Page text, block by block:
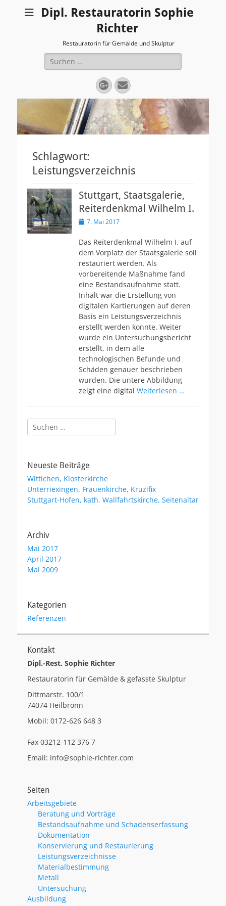
Dipl. Restauratorin Sophie
Richter
Restauratorin für Gemälde und Skulptur
Suchen
nach:
Googleplus
E-
Mail
Schlagwort:
Leistungsverzeichnis
Stuttgart, Staatsgalerie,
Reiterdenkmal Wilhelm I.
Veröffentlicht
7. Mai 2017
Das Reiterdenkmal Wilhelm I. auf
dem Vorplatz der Staatsgalerie soll
restauriert werden. Als
vorbereitende Maßnahme fand
eine Bestandsaufnahme statt.
Inhalt war die Erstellung von
digitalen Kartierungen auf deren
Basis ein Leistungsverzeichnis
erstellt werden konnte. Weiter
wurde ein Untersuchungsbericht
erstellt, in dem alle
technologischen Befunde und
Schäden genauer beschrieben
wurden. Die untere Abbildung
zeigt eine digital Weiterlesen …
Suchen
nach:
Neueste Beiträge
Wittichen, Klosterkirche
Unterriexingen, Frauenkirche, Kruzifix
Stuttgart-Hofen, kath. Wallfahrtskirche, Seitenaltar
Archiv
Mai 2017
April 2017
Mai 2009
Kategorien
Referenzen
Kontakt
Dipl.-Rest. Sophie Richter
Restauratorin für Gemälde & gefasste Skulptur
Dittmarstr. 100/1
74074 Heilbronn
Mobil: 0172-626 648 3
Fax 03212-112 376 7
Email: info@sophie-richter.com
Seiten
Arbeitsgebiete
Beratung und Vorträge
Bestandsaufnahme und Schadenserfassung
Dokumentation
Konservierung und Restaurierung
Leistungsverzeichnisse
Materialbestimmung
Metall
Untersuchung
Ausbildung